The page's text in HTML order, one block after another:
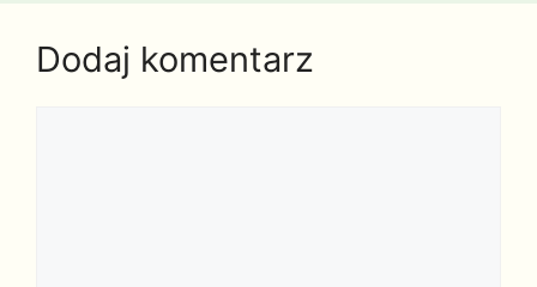
Dodaj komentarz